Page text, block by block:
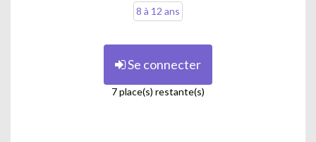
8 à 12 ans
Se connecter
7 place(s) restante(s)